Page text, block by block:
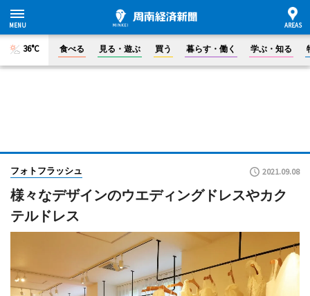
36°C 食べる 見る・遊ぶ 買う 暮らす・働く 学ぶ・知る
フォトフラッシュ 2021.09.08
様々なデザインのウエディングドレスやカク
テルドレス